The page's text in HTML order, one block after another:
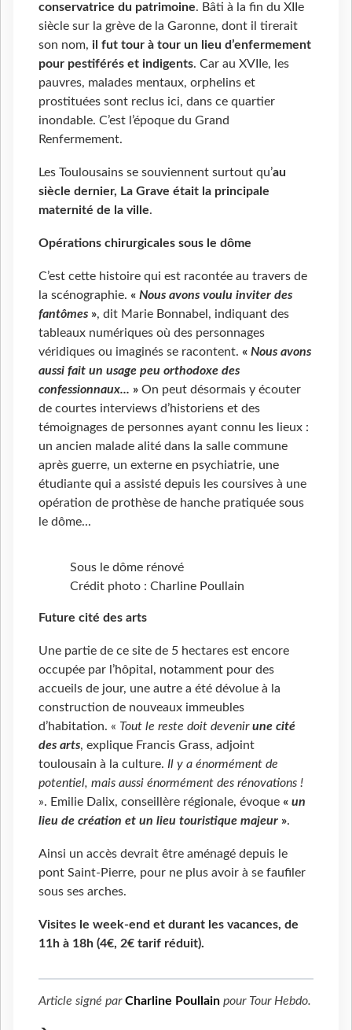
conservatrice du patrimoine. Bâti à la fin du XIIe
siècle sur la grève de la Garonne, dont il tirerait
son nom, i l fut tour à tour un lieu d’enfermement
pour pestiférés et indigents. Car au XVIIe, les
pauvres, malades mentaux, orphelins et
prostituées sont reclus ici, dans ce quartier
inondable. C’est l’époque du Grand
Renfermement.
Les Toulousains se souviennent surtout qu’au
siècle dernier, La Grave était la principale
maternité de la ville.
Opérations chirurgicales sous le dôme
C’est cette histoire qui est racontée au travers de
la scénographie. « Nous avons voulu inviter des
fantômes », dit Marie Bonnabel, indiquant des
tableaux numériques où des personnages
véridiques ou imaginés se racontent. « Nous avons
aussi fait un usage peu orthodoxe des
confessionnaux... » On peut désormais y écouter
de courtes interviews d’historiens et des
témoignages de personnes ayant connu les lieux :
un ancien malade alité dans la salle commune
après guerre, un externe en psychiatrie, une
étudiante qui a assisté depuis les coursives à une
opération de prothèse de hanche pratiquée sous
le dôme...
Sous le dôme rénové
Crédit photo : Charline Poullain
Future cité des arts
Une partie de ce site de 5 hectares est encore
occupée par l’hôpital, notamment pour des
accueils de jour, une autre a été dévolue à la
construction de nouveaux immeubles
d’habitation. « Tout le reste doit devenir une cité
des arts, explique Francis Grass, adjoint
toulousain à la culture. Il y a énormément de
potentiel, mais aussi énormément des rénovations !
». Emilie Dalix, conseillère régionale, évoque « un
lieu de création et un lieu touristique majeur ».
Ainsi un accès devrait être aménagé depuis le
pont Saint-Pierre, pour ne plus avoir à se faufiler
sous ses arches.
Visites le week-end et durant les vacances, de
11h à 18h (4€, 2€ tarif réduit).
Article signé parCharline Poullain pour Tour Hebdo.